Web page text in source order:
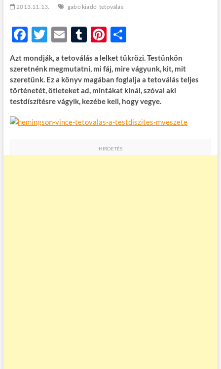
2013.11.13. gabo kiadó tetoválás
F
ac
e
b
o
k
T
w
itt
er
E
m
ail
T
u
m
bl
r
Pi
nt
er
es
t
O
ss
za
m
e
Azt mondják, a tetoválás a lelket tükrözi. Testünkön
szeretnénk megmutatni, mi fáj, mire vágyunk, kit, mit
szeretünk. Ez a könyv magában foglalja a tetoválás teljes
történetét, ötleteket ad, mintákat kínál, szóval aki
testdíszítésre vágyik, kezébe kell, hogy vegye.
HIRDETÉS